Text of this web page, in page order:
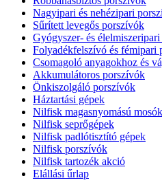
Nagyipari és nehézipari
Sűrített levegős porszívók
Gyógyszer- és
Folyadékfelszívó és fémipari
Csomagoló anyagokhoz és
Akkumulátoros porszívók
Önkiszolgáló porszívók
Háztartási gépek
Nilfisk magasnyomású mosók
Nilfisk seprőgépek
Nilfisk padlótisztító gépek
Nilfisk porszívók
Nilfisk tartozék akció
Elállási űrlap